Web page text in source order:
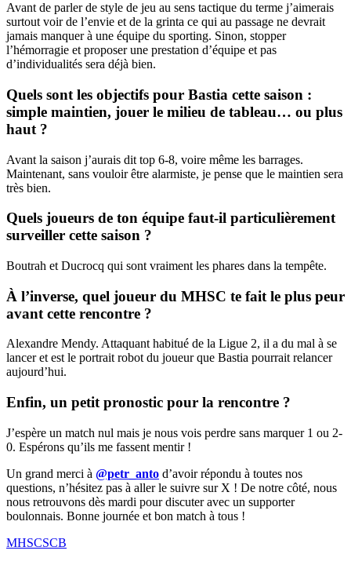
Avant de parler de style de jeu au sens tactique du terme j’aimerais
surtout voir de l’envie et de la grinta ce qui au passage ne devrait
jamais manquer à une équipe du sporting. Sinon, stopper
l’hémorragie et proposer une prestation d’équipe et pas
d’individualités sera déjà bien.
Quels sont les objectifs pour Bastia cette saison :
simple maintien, jouer le milieu de tableau… ou plus
haut ?
Avant la saison j’aurais dit top 6-8, voire même les barrages.
Maintenant, sans vouloir être alarmiste, je pense que le maintien sera
très bien.
Quels joueurs de ton équipe faut-il particulièrement
surveiller cette saison ?
Boutrah et Ducrocq qui sont vraiment les phares dans la tempête.
À l’inverse, quel joueur du MHSC te fait le plus peur
avant cette rencontre ?
Alexandre Mendy. Attaquant habitué de la Ligue 2, il a du mal à se
lancer et est le portrait robot du joueur que Bastia pourrait relancer
aujourd’hui.
Enfin, un petit pronostic pour la rencontre ?
J’espère un match nul mais je nous vois perdre sans marquer 1 ou 2-
0. Espérons qu’ils me fassent mentir !
Un grand merci à @petr_anto d’avoir répondu à toutes nos
questions, n’hésitez pas à aller le suivre sur X ! De notre côté, nous
nous retrouvons dès mardi pour discuter avec un supporter
boulonnais. Bonne journée et bon match à tous !
MHSCSCB